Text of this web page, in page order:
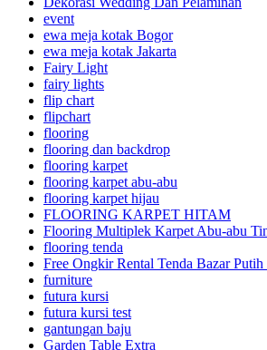
event
ewa meja kotak Bogor
ewa meja kotak Jakarta
Fairy Light
fairy lights
flip chart
flipchart
flooring
flooring dan backdrop
flooring karpet
flooring karpet abu-abu
flooring karpet hijau
FLOORING KARPET HITAM
Flooring Multiplek Karpet Abu-abu
flooring tenda
Free Ongkir Rental Tenda Bazar Putih
furniture
futura kursi
futura kursi test
gantungan baju
Garden Table Extra